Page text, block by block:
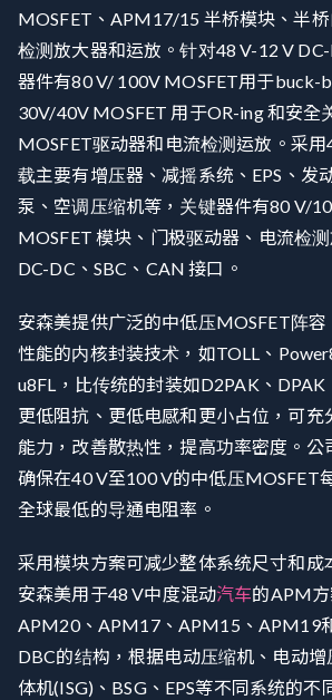
MOSFET、APM17/15 半桥模块、半
检测放大器和运放。针对48 V-12 V
器件有80 V/ 100V MOSFET用于buck-
30V/40V MOSFET 用于OR-ing 和安全
MOSFET驱动器和电流检测运放。采用
载主要有增压器、减摇系统、EPS、发
泵、空调压缩机等，关键器件有80 V/
MOSFET 模块、门极驱动器、电流检
DC-DC、SBC、CAN 接口。
安森美提供广泛的中低压MOSFET阵
性能的内核封装技术，如TOLL、
u8FL，比传统的封装如D2PAK、
更低阻抗、更低电感和更小占位，可充
能力，改善散热性，提高功率密度。公
确保在40 V至100 V的中低压MOSFET
全球最低的导通电阻率。
采用模块方案可减少整体系统尺寸和成
安森美用于48 V中度混动汽车的APM
APM20、APM17、APM15、APM19
DBC的结构，根据电动压缩机、电动
体机(ISG)、BSG、EPS等不同系统的不